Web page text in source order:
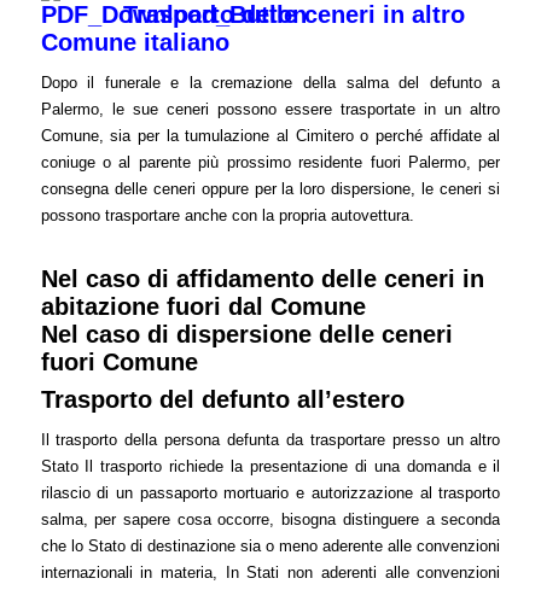
Trasporto delle ceneri in altro
Comune italiano
Dopo il funerale e la cremazione della salma del defunto a
Palermo, le sue ceneri possono essere trasportate in un altro
Comune, sia per la tumulazione al Cimitero o perché affidate al
coniuge o al parente più prossimo residente fuori Palermo, per
consegna delle ceneri oppure per la loro dispersione, le ceneri si
possono trasportare anche con la propria autovettura.
Nel caso di affidamento delle ceneri in
abitazione fuori dal Comune
Nel caso di dispersione delle ceneri
fuori Comune
Trasporto del defunto all’estero
Il trasporto della persona defunta da trasportare presso un altro
Stato Il trasporto richiede la presentazione di una domanda e il
rilascio di un passaporto mortuario e autorizzazione al trasporto
salma, per sapere cosa occorre, bisogna distinguere a seconda
che lo Stato di destinazione sia o meno aderente alle convenzioni
internazionali in materia, In Stati non aderenti alle convenzioni